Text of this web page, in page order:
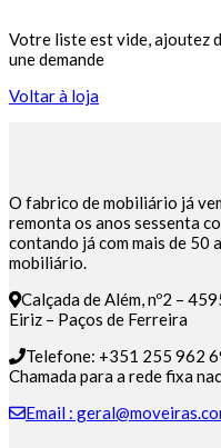
Votre liste est vide, ajoutez
une demande
Voltar à loja
O fabrico de mobiliário já
remonta os anos sessenta
contando já com mais de 50
mobiliário.
Calçada de Além, nº2 –
Eiriz – Paços de Ferreira
Telefone: +351 255 962
Chamada para a rede fixa
Email :